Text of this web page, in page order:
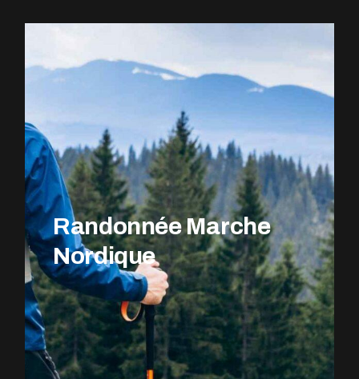
EXPLOREZ LE PARCOURS
Randonnée Marche
Nordique